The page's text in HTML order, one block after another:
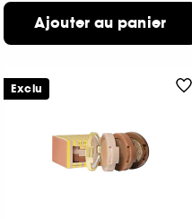
Ajouter au panier
Exclu